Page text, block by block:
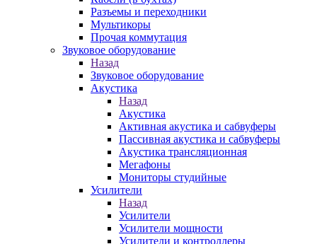
Разъемы и переходники
Мультикоры
Прочая коммутация
Звуковое оборудование
Назад
Звуковое оборудование
Акустика
Назад
Акустика
Активная акустика и сабвуферы
Пассивная акустика и сабвуферы
Акустика трансляционная
Мегафоны
Мониторы студийные
Усилители
Назад
Усилители
Усилители мощности
Усилители и контроллеры